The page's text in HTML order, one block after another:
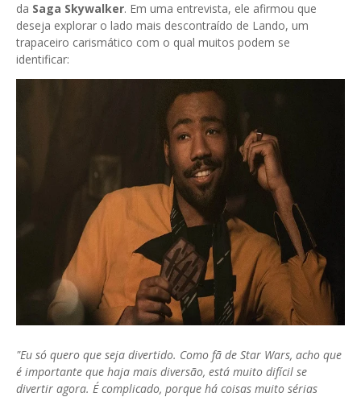
da Saga Skywalker. Em uma entrevista, ele afirmou que
deseja explorar o lado mais descontraído de Lando, um
trapaceiro carismático com o qual muitos podem se
identificar:
"Eu só quero que seja divertido. Como fã de Star Wars, acho que
é importante que haja mais diversão, está muito difícil se
divertir agora. É complicado, porque há coisas muito sérias